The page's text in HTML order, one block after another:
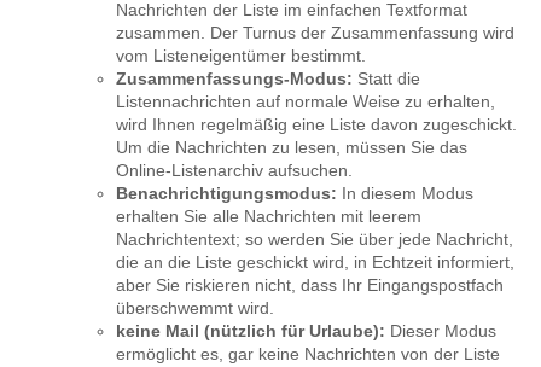
Nachrichten der Liste im einfachen Textformat
zusammen. Der Turnus der Zusammenfassung wird
vom Listeneigentümer bestimmt.
Zusammenfassungs-Modus: Statt die
Listennachrichten auf normale Weise zu erhalten,
wird Ihnen regelmäßig eine Liste davon zugeschickt.
Um die Nachrichten zu lesen, müssen Sie das
Online-Listenarchiv aufsuchen.
Benachrichtigungsmodus: In diesem Modus
erhalten Sie alle Nachrichten mit leerem
Nachrichtentext; so werden Sie über jede Nachricht,
die an die Liste geschickt wird, in Echtzeit informiert,
aber Sie riskieren nicht, dass Ihr Eingangspostfach
überschwemmt wird.
keine Mail (nützlich für Urlaube): Dieser Modus
ermöglicht es, gar keine Nachrichten von der Liste